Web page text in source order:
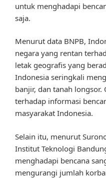
untuk menghadapi
saja.
Menurut data BNPB,
negara yang rentan
letak geografis yang
Indonesia seringkali
banjir, dan tanah
terhadap informasi
masyarakat Indonesia.
Selain itu, menurut
Institut Teknologi
menghadapi bencana
mengurangi jumlah